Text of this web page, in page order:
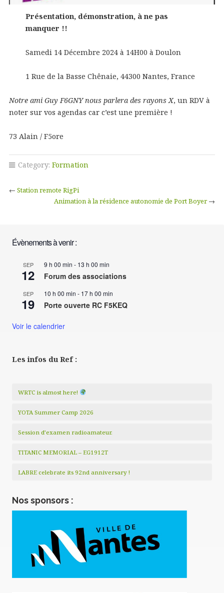
Présentation, démonstration, à ne pas
manquer !!
Samedi 14 Décembre 2024 à 14H00 à Doulon
1 Rue de la Basse Chênaie, 44300 Nantes, France
Notre ami Guy F6GNY nous parlera des rayons X, un RDV à
noter sur vos agendas car c’est une première !
73 Alain / F5ore
Category: Formation
← Station remote RigPi
Animation à la résidence autonomie de Port Boyer →
Évènements à venir :
SEP
12
9 h 00 min - 13 h 00 min
Forum des associations
SEP
19
10 h 00 min - 17 h 00 min
Porte ouverte RC F5KEQ
Voir le calendrier
Les infos du Ref :
WRTC is almost here!
YOTA Summer Camp 2026
Session d’examen radioamateur.
TITANIC MEMORIAL – EG1912T
LABRE celebrate its 92nd anniversary !
Nos sponsors :